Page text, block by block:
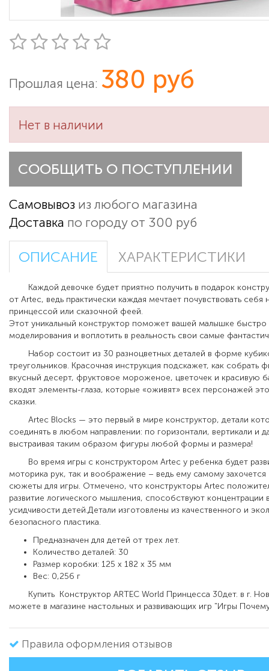
Прошлая цена: 380 руб
Нет в наличии
СООБЩИТЬ О ПОСТУПЛЕНИИ
Самовывоз из любого магазина
Доставка по городу от 300 руб
ОПИСАНИЕ ХАРАКТЕРИСТИКИ
Каждой девочке будет приятно получить в подарок
от Artec, ведь практически каждая мечтает почувствовать себя
принцессой или сказочной феей.
Этот уникальный конструктор поможет вашей малышке быстро
моделирования и воплотить в реальность свои самые
Набор состоит из 30 разноцветных деталей в форме
треугольников. Красочная инструкция подскажет, как собрать
вкусный десерт, фруктовое мороженое, цветочек и красивую
входят элементы-глаза, которые «оживят» всех персонажей
сказки.
Artec Blocks — это первый в мире конструктор, детали
соединять в любом направлении: по горизонтали, вертикали и
выстраивая таким образом фигуры любой формы и размера!
Во время игры с конструктором Artec у ребенка будет
моторика рук, так и воображение – ведь ему самому захочется
сюжеты для игры. Отмечено, что конструкторы Artec
развитие логического мышления, способствуют концентрации
усидчивости детей.Детали изготовлены из качественного и
безопасного пластика.
Предназначен для детей от трех лет.
Количество деталей: 30
Размер коробки: 125 х 182 х 35 мм
Вес: 0,256 г
Купить Конструктор ARTEC World Принцесса 30дет. в г.
можете в магазине настольных и развивающих игр "Игры
Правила оформления отзывов